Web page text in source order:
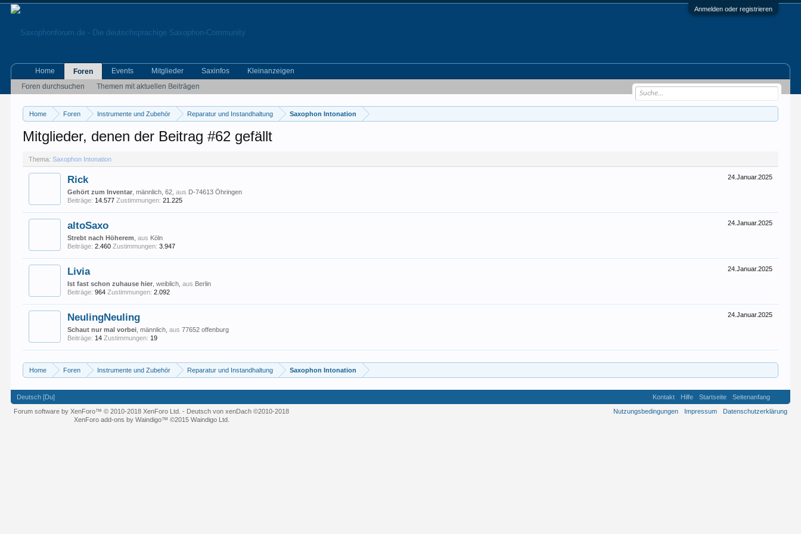
Anmelden oder registrieren
Home Foren Instrumente und Zubehör Reparatur und Instandhaltung Saxophon Intonation
Mitglieder, denen der Beitrag #62 gefällt
Thema: Saxophon Intonation
24.Januar.2025
Rick
Gehört zum Inventar , männlich, 62,aus D-74613 Öhringen
Beiträge: 14.577 Zustimmungen: 21.225
24.Januar.2025
altoSaxo
Strebt nach Höherem ,aus Köln
Beiträge: 2.460 Zustimmungen: 3.947
24.Januar.2025
Livia
Ist fast schon zuhause hier , weiblich,aus Berlin
Beiträge: 964 Zustimmungen: 2.092
24.Januar.2025
NeulingNeuling
Schaut nur mal vorbei , männlich,aus 77652 offenburg
Beiträge: 14 Zustimmungen: 19
Home Foren Instrumente und Zubehör Reparatur und Instandhaltung Saxophon Intonation
Home
Foren
Foren durchsuchen
Themen mit aktuellen Beiträgen
Events Mitglieder Saxinfos Kleinanzeigen
Deutsch [Du] Kontakt Hilfe Startseite
Seitenanfang
Nutzungsbedingungen
Impressum Datenschutzerklärung
Forum software by XenForo™© 2010-2018 XenForo Ltd. - Deutsch von xenDach©2010-2018
XenForo add-ons by Waindigo™ ©2015 Waindigo Ltd.